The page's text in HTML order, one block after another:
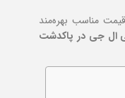
مناسب بهره‌مند
ال جی در پاکدشت